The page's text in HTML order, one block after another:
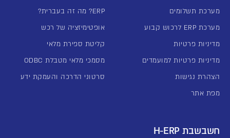
מערכת תשלומים
מערכת ERP לרכוש קבוע
מדיניות פרטיות
מדיניות פרטיות למועמדים
הצהרת נגישות
מפת אתר
ERP? מה זה בעברית?
אופטימיזציה של רכש
קליטת ספירת מלאי
מסמכי מלאי מטבלת ODBC
סרטוני הדרכה והעמקת ידע
חשבשבת H-ERP